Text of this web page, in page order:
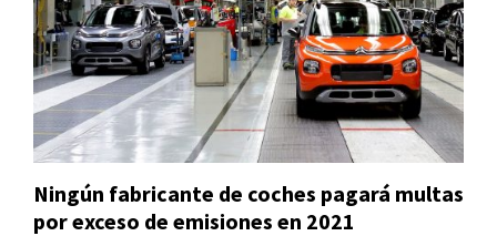
Ningún fabricante de coches pagará multas
por exceso de emisiones en 2021